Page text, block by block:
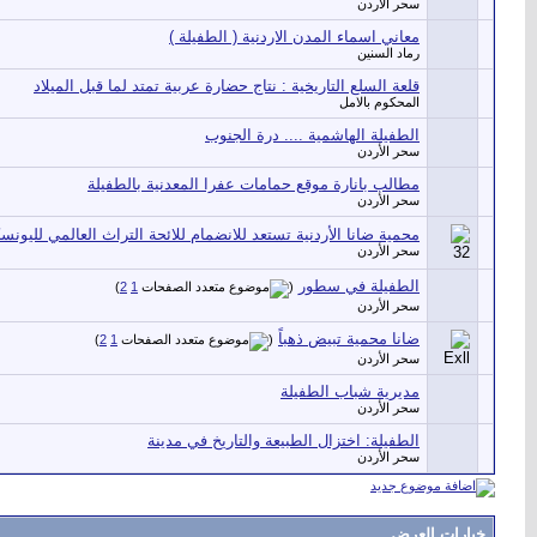
سحر الأردن
معاني اسماء المدن الاردنية ( الطفيلة )
رماد السنين
قلعة السلع التاريخية : نتاج حضارة عربية تمتد لما قبل الميلاد
المحكوم بالامل
الطفيلة الهاشمية .... درة الجنوب
سحر الأردن
مطالب بانارة موقع حمامات عفرا المعدنية بالطفيلة
سحر الأردن
محمية ضانا الأردنية تستعد للانضمام للائحة التراث العالمي
سحر الأردن
الطفيلة في سطور (
1
2
)
سحر الأردن
ضانا محمية تبيض ذهباً (
1
2
)
سحر الأردن
مديرية شباب الطفيلة
سحر الأردن
الطفيلة: اختزال الطبيعة والتاريخ في مدينة
سحر الأردن